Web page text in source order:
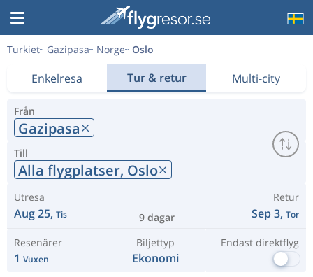
Turkiet Gazipasa Norge Oslo
Enkelresa Tur & retur Multi-city
Från
Gazipasa
Till
Alla flygplatser, Oslo
Utresa
Aug 25, Tis 9 dagar
Retur
Sep 3, Tor
Resenärer
1 Vuxen
Biljettyp
Ekonomi
Endast direktflyg